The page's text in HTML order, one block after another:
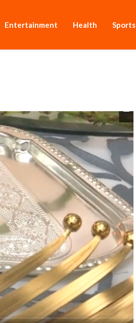
Entertainment Health Sports